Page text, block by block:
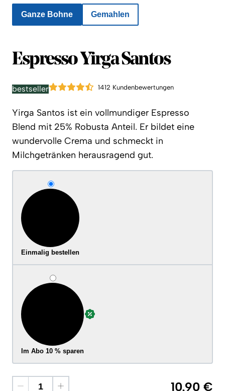
Ganze Bohne Gemahlen
Espresso Yirga Santos
bestseller 1412 Kundenbewertungen
Yirga Santos ist ein vollmundiger Espresso
Blend mit 25% Robusta Anteil. Er bildet eine
wundervolle Crema und schmeckt in
Milchgetränken herausragend gut.
Einmalig bestellen
Im Abo 10 % sparen
10,90 €